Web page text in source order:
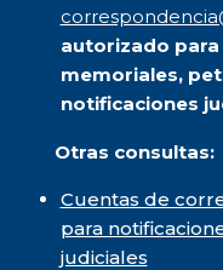
autorizado
memoriales,
notificaciones
Otras consultas:
Cuentas de
para
judiciales